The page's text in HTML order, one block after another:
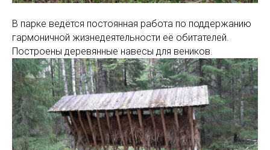
В парке ведётся постоянная работа по поддержанию
гармоничной жизнедеятельности её обитателей.
Построены деревянные навесы для веников.